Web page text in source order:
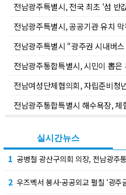
전남광주특별시, 전국 최초 ‘섬 반
전남광주특별시, 공공기관 유치
전남광주특별시 “광주권 시내버
전남광주통합특별시, 시민이 뽑은
전남여성단체협의회, 자립준비청
전남광주통합특별시 해수욕장, 체
실시간뉴스
1 공병철 광산구의회 의장, 전남광주통합특별시
2 우즈벡서 봉사·공공외교 펼칠 ‘광주